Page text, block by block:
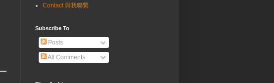
Contact 與我聯繫
Subscribe To
Posts
All Comments